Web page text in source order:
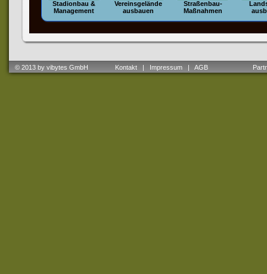
Stadionbau &
Management
Vereinsgelände
ausbauen
Straßenbau-
Maßnahmen
© 2013 by vibytes GmbH Kontakt | Impressum | AGB